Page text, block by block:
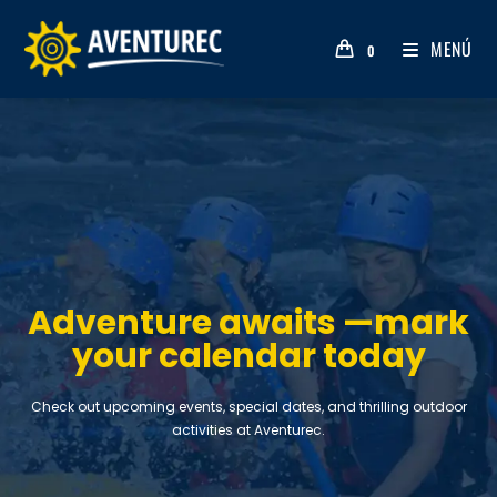
0 MENÚ
Adventure awaits —mark
your calendar today
Check out upcoming events, special dates, and thrilling outdoor
activities at Aventurec.